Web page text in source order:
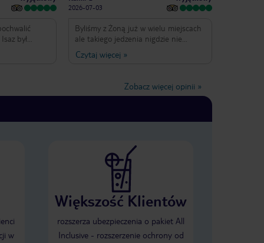
był
i
w
tak
2026-07-03
Byliśmy z Żoną już w wielu miejscach
ale takiego jedzenia nigdzie nie
doświadczyliśmy.Co dziennie inna
kuchnia, wszystko doskonale
Hotel czysty pachnący na wysokim
standardzie. Jak wrócę na Maltę to
Czytaj więcej »
Zobacz więcej opinii »
w
Większość Klientów
rozszerza ubezpieczenia o pakiet All
Inclusive - rozszerzenie ochrony od